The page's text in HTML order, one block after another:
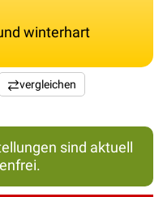
winterhart
vergleichen
sind aktuell